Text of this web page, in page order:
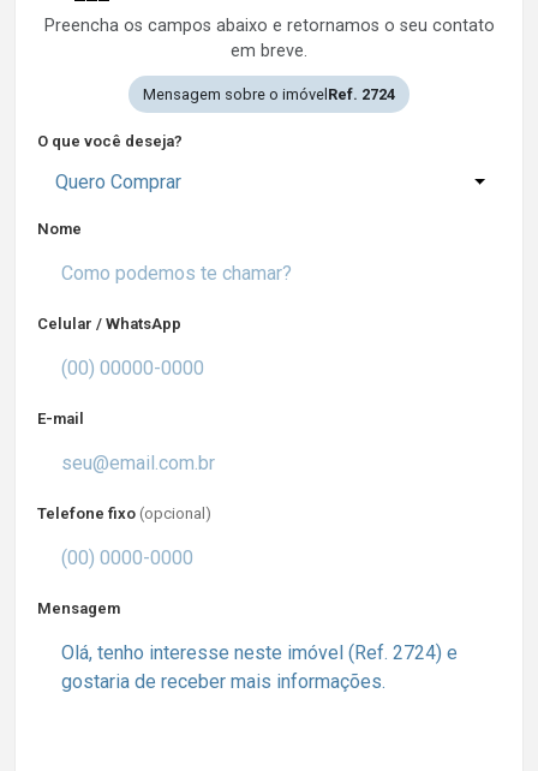
Preencha os campos abaixo e retornamos o seu contato
em breve.
Mensagem sobre o imóvel Ref. 2724
O que você deseja?
Quero Comprar
Nome
Celular / WhatsApp
E-mail
Telefone fixo (opcional)
Mensagem